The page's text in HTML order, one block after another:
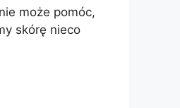
może pomóc,
skórę nieco